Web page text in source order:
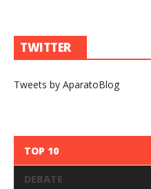
TWITTER
Tweets by AparatoBlog
TOP 10
DEBATE